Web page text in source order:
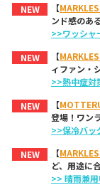
NEW
【
ンド感のあ
>>ワッシャ
NEW
【
ィファン・
>>熱中症対
NEW
【
登場！ワン
>>保冷バッ
NEW
【
ど、用途に
>> 晴雨兼